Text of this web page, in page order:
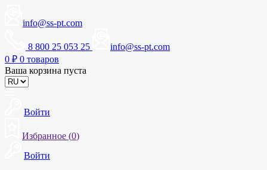
info@ss-pt.com
8 800 25 053 25
info@ss-pt.com
0 ₽ 0 товаров
Ваша корзина пуста
Войти
Избранное (0)
Войти